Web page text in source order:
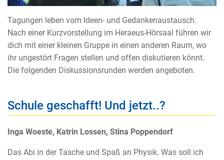
Tagungen leben vom Ideen- und Gedankenaustausch.
Nach einer Kurzvorstellung im Heraeus-Hörsaal führen wir
dich mit einer kleinen Gruppe in einen anderen Raum, wo
ihr ungestört Fragen stellen und offen diskutieren könnt.
Die folgenden Diskussionsrunden werden angeboten.
Schule geschafft! Und jetzt..?
Inga Woeste, Katrin Lossen, Stina Poppendorf
Das Abi in der Tasche und Spaß an Physik. Was soll ich